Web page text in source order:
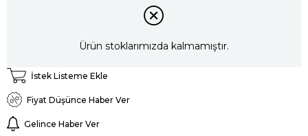
Ürün stoklarımızda kalmamıştır.
İstek Listeme Ekle
Fiyat Düşünce Haber Ver
Gelince Haber Ver